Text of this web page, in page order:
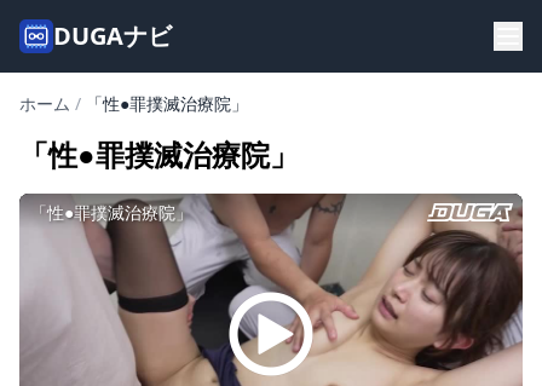
DUGAナビ
ホーム / 「性●罪撲滅治療院」
「性●罪撲滅治療院」